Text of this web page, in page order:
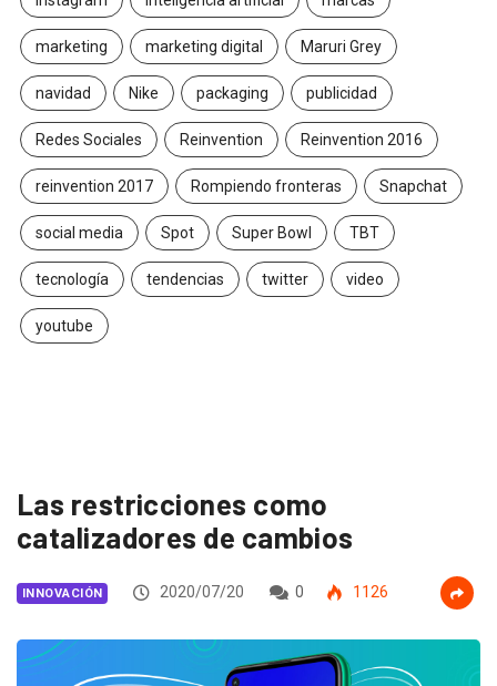
marketing marketing digital Maruri Grey
navidad Nike packaging publicidad
Redes Sociales Reinvention Reinvention 2016
reinvention 2017 Rompiendo fronteras Snapchat
social media Spot Super Bowl TBT
tecnología tendencias twitter video
youtube
Las restricciones como
catalizadores de cambios
INNOVACIÓN 2020/07/20 0 1126